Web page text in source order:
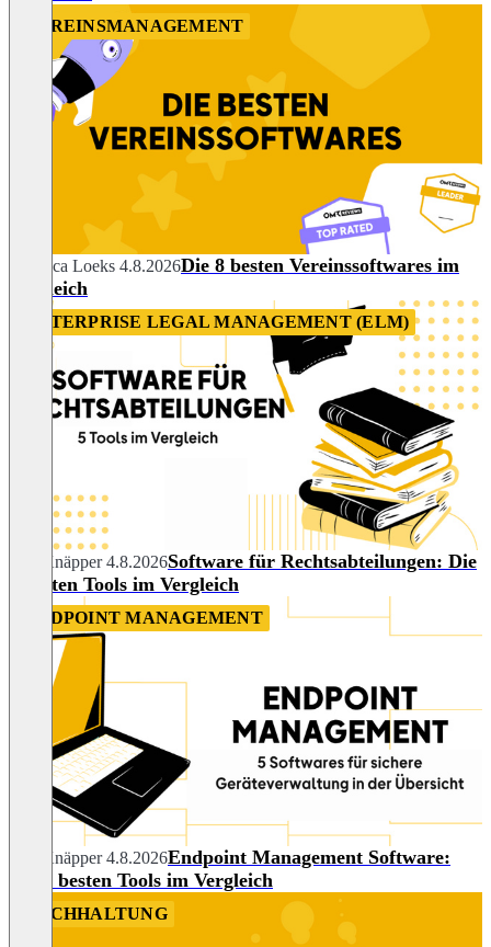
VEREINSMANAGEMENT
Rebecca Loeks 4.8.2026Die 8 besten Vereinssoftwares im
Vergleich
ENTERPRISE LEGAL MANAGEMENT (ELM)
Nils Knäpper 4.8.2026Software für Rechtsabteilungen: Die
5 besten Tools im Vergleich
ENDPOINT MANAGEMENT
Nils Knäpper 4.8.2026Endpoint Management Software:
Die 5 besten Tools im Vergleich
BUCHHALTUNG